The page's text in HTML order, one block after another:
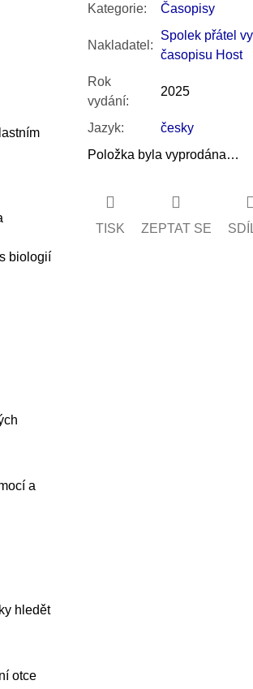
biologií
a
hledět
otce
Kategorie: Časopisy
Nakladatel :
Spolek přátel
časopisu Host
Rok
vydání:
2025
Jazyk:
česky
Položka byla vyprodána…
TISK ZEPTAT SE